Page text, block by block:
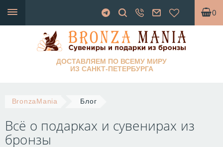
0
ДОСТАВЛЯЕМ ПО ВСЕМУ МИРУ
ИЗ САНКТ-ПЕТЕРБУРГА
BronzaMania Блог
Всё о подарках и сувенирах из
бронзы